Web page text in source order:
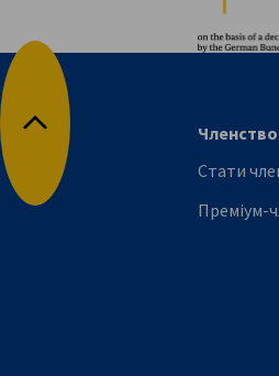
Повернутися до початкуЧленство
Стати
Преміум-